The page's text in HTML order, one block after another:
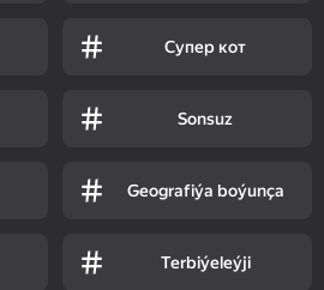
Супер кот
Sonsuz
Geografiýa boýunça
Terbiýeleýji